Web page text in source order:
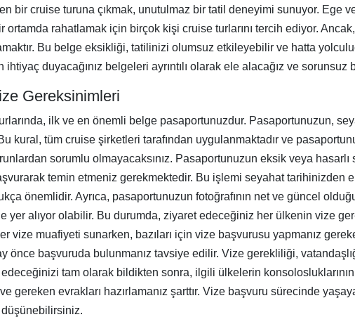
bir cruise turuna çıkmak, unutulmaz bir tatil deneyimi sunuyor. Ege
ortamda rahatlamak için birçok kişi cruise turlarını tercih ediyor.
Bu belge eksikliği, tatilinizi olumsuz etkileyebilir ve hatta
ihtiyaç duyacağınız belgeleri ayrıntılı olarak ele alacağız ve
Gereksinimleri
ilk ve en önemli belge pasaportunuzdur. Pasaportunuzun,
kural, tüm cruise şirketleri tarafından uygulanmaktadır ve
sorumlu olmayacaksınız. Pasaportunuzun eksik veya
temin etmeniz gerekmektedir. Bu işlemi seyahat tarihinizden
önemlidir. Ayrıca, pasaportunuzun fotoğrafının net ve güncel
yer alıyor olabilir. Bu durumda, ziyaret edeceğiniz her ülkenin vize
vize muafiyeti sunarken, bazıları için vize başvurusu yapmanız
önce başvuruda bulunmanız tavsiye edilir. Vize gerekliliği,
tam olarak bildikten sonra, ilgili ülkelerin
gereken evrakları hazırlamanız şarttır. Vize başvuru sürecinde
düşünebilirsiniz.